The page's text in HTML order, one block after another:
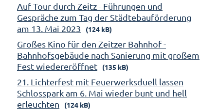
Auf Tour durch Zeitz - Führungen und
Gespräche zum Tag der Städtebauförderung
am 13. Mai 2023
(124 kB)
Großes Kino für den Zeitzer Bahnhof -
Bahnhofsgebäude nach Sanierung mit großem
Fest wiedereröffnet
(135 kB)
21. Lichterfest mit Feuerwerksduell lassen
Schlosspark am 6. Mai wieder bunt und hell
erleuchten
(124 kB)